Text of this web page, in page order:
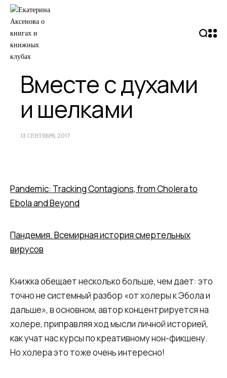
Вместе с духами
и шелками
13 СЕНТЯБРЯ, 2017
Pandemic: Tracking Contagions, from Cholera to
Ebola and Beyond
Пандемия. Всемирная история смертельных
вирусов
Книжка обещает несколько больше, чем дает: это
точно не системный разбор «от холеры к Эбола и
дальше», в основном, автор концентрируется на
холере, приправляя ход мысли личной историей,
как учат нас курсы по креативному нон-фикшену.
Но холера это тоже очень интересно!